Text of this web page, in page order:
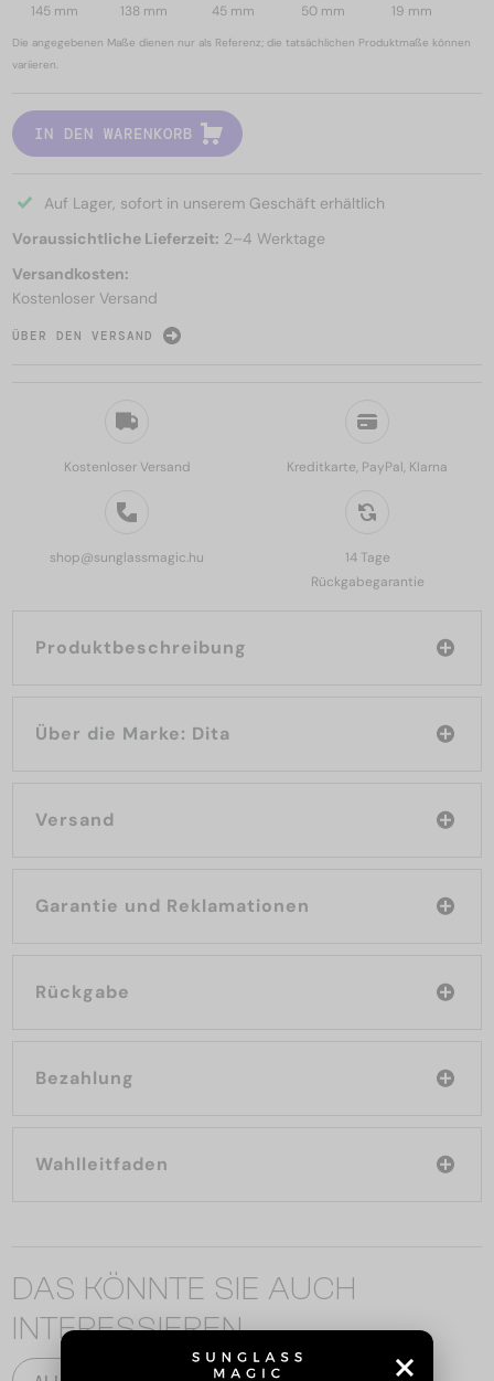
Kostenloser Versand Kreditkarte, PayPal, Klarna
shop@sunglassmagic.hu
14 Tage
Rückgabegarantie
Produktbeschreibung
Über die Marke: Dita
Versand
Garantie und Reklamationen
Rückgabe
Bezahlung
Wahlleitfaden
145 mm 138 mm 45 mm 50 mm 19 mm
Die angegebenen Maße dienen nur als Referenz; die tatsächlichen Produktmaße können
variieren.
IN DEN WARENKORB
Auf Lager, sofort in unserem Geschäft erhältlich
Voraussichtliche Lieferzeit: 2–4 Werktage
Versandkosten:
Kostenloser Versand
ÜBER DEN VERSAND
DAS KÖNNTE SIE AUCH
INTERESSIEREN